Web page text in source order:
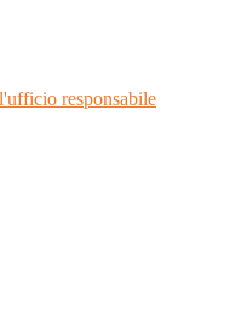
responsabile